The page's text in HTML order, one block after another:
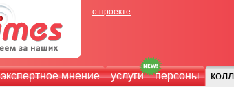
о проекте
экспертное мнение услуги персоны